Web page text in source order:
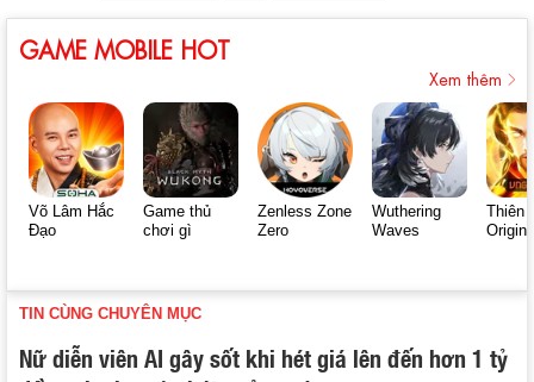
GAME MOBILE HOT
Xem thêm
Võ Lâm Hắc
Đạo
Game thủ
chơi gì
Zenless Zone
Zero
Wuthering
Waves
Thiên
Origin
TIN CÙNG CHUYÊN MỤC
Nữ diễn viên AI gây sốt khi hét giá lên đến hơn 1 tỷ